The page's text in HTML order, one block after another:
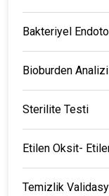
Bakteriyel
Bioburden Analizi
Sterilite Testi
Etilen Oksit-
Temizlik